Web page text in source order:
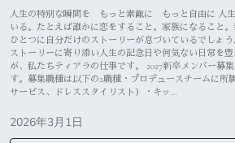
人生の特別な瞬間を もっと素敵に もっと自由に 人
いる。たとえば誰かに恋をすること。家族になること
ひとつに自分だけのストーリーが息づいているでしょ
ストーリーに寄り添い人生の記念日や何気ない日常を
が、私たちティアラの仕事です。 2027新卒メンバー募
す。募集職種は以下の2職種・プロデュースチームに所
サービス、ドレススタイリスト）・キッ…
2026年3月1日